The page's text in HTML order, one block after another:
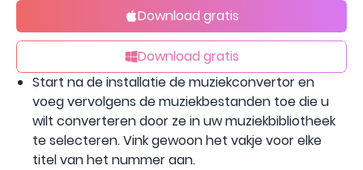
Download gratis
Download gratis
Start na de installatie de muziekconvertor en
voeg vervolgens de muziekbestanden toe die u
wilt converteren door ze in uw muziekbibliotheek
te selecteren. Vink gewoon het vakje voor elke
titel van het nummer aan.